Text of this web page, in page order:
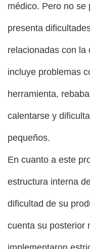
médico. Pero no se
presenta
relacionadas con la
incluye problemas
herramienta,
calentarse y
pequeños.
En cuanto a este
estructura interna
dificultad de su
cuenta su posterior